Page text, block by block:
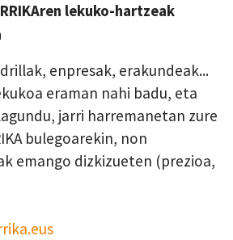
lekuko-hartzeak
enpresak, erakundeak...
eraman nahi badu, eta
jarri harremanetan zure
bulegoarekin, non
emango dizkizueten (prezioa,